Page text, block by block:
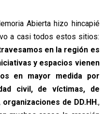
Abierta hizo hincapié
a casi todos estos sitios:
en la región es
y espacios vienen
en mayor medida por
civil, de víctimas, de
de DD.HH.,